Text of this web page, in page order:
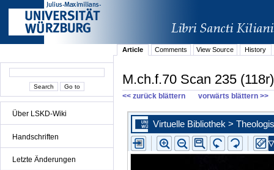
Über LSKD-Wiki
Handschriften
Letzte Änderungen
Article Comments View Source History
M.ch.f.70 Scan 235 (118r)
<< zurück blättern vorwärts blättern >>